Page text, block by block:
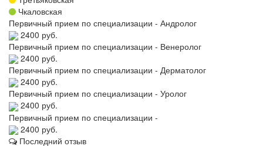
Чкаловская
Первичный прием по специализации - Андролог
2400 руб.
Первичный прием по специализации - Венеролог
2400 руб.
Первичный прием по специализации - Дерматолог
2400 руб.
Первичный прием по специализации - Уролог
2400 руб.
Первичный прием по специализации -
2400 руб.
Последний отзыв